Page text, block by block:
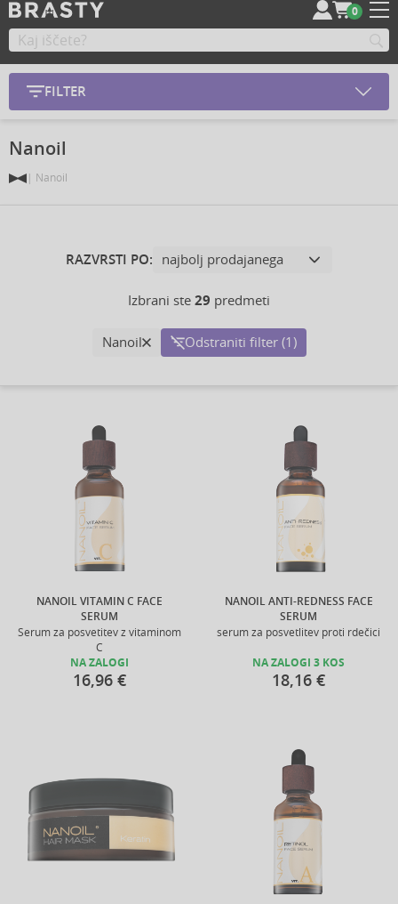
0
FILTER
Nanoil
Nanoil
RAZVRSTI PO:
Izbrani ste 29 predmeti
Nanoil Odstraniti filter (1)
NANOIL VITAMIN C FACE
SERUM
Serum za posvetitev z vitaminom
C
NA ZALOGI
16,96 €
NANOIL ANTI-REDNESS FACE
SERUM
serum za posvetlitev proti rdečici
NA ZALOGI 3 KOS
18,16 €